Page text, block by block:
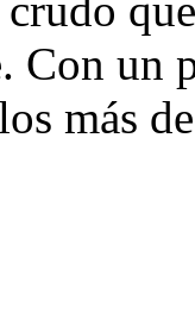
Con un
más de